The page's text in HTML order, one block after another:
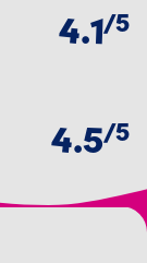
4.1
van 5
4.5
van 5